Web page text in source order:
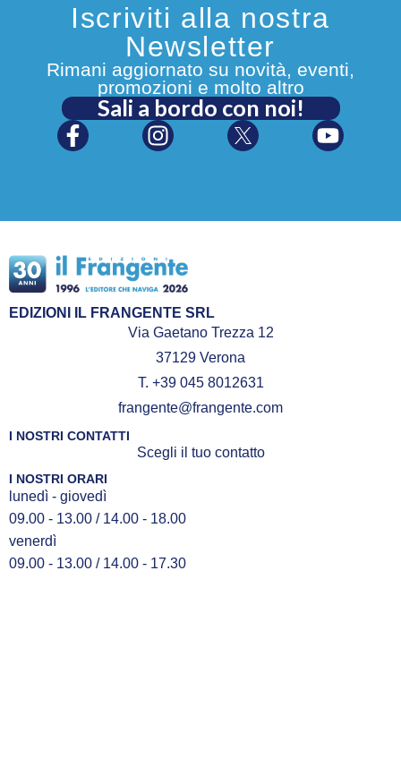
Iscriviti alla nostra
Newsletter
Rimani aggiornato su novità, eventi,
promozioni e molto altro
Sali a bordo con noi!
EDIZIONI IL FRANGENTE SRL
Via Gaetano Trezza 12
37129 Verona
T. +39 045 8012631
frangente@frangente.com
I NOSTRI CONTATTI
Scegli il tuo contatto
I NOSTRI ORARI
lunedì - giovedì
09.00 - 13.00 / 14.00 - 18.00
venerdì
09.00 - 13.00 / 14.00 - 17.30